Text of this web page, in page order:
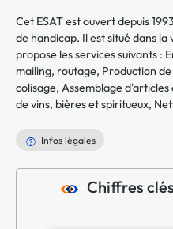
Cet ESAT est ouvert depuis
de handicap. Il est situé dans la
propose les services suivants :
mailing, routage, Production
colisage, Assemblage
de vins, bières et spiritueux,
Infos légales
Chiffres